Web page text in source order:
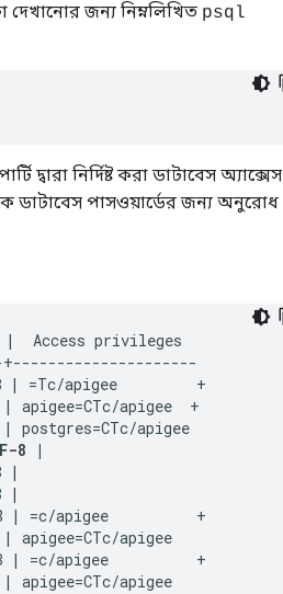
জন্য নিম্নলিখিত psql
দ্বারা নির্দিষ্ট করা ডাটাবেস অ্যাক্সেস
ডাটাবেস পাসওয়ার্ডের জন্য অনুরোধ
|  Access privileges
8 | =Tc/apigee         +
apigee=CTc/apigee  +
postgres=CTc/apigee
8 |
|
|
8 | =c/apigee          +
apigee=CTc/apigee
8 | =c/apigee          +
apigee=CTc/apigee